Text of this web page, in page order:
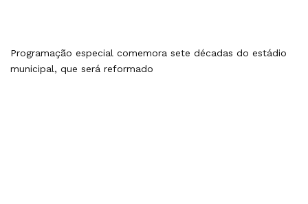
Programação especial comemora sete décadas do estádio
municipal, que será reformado